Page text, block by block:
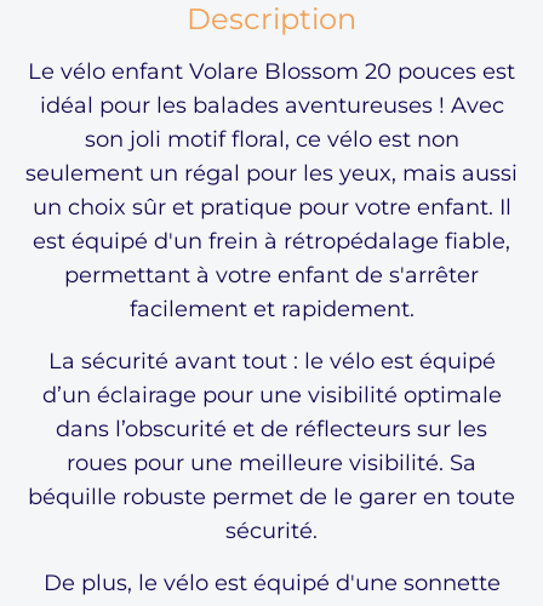
Description
Le vélo enfant Volare Blossom 20 pouces est
idéal pour les balades aventureuses ! Avec
son joli motif floral, ce vélo est non
seulement un régal pour les yeux, mais aussi
un choix sûr et pratique pour votre enfant. Il
est équipé d'un frein à rétropédalage fiable,
permettant à votre enfant de s'arrêter
facilement et rapidement.
La sécurité avant tout : le vélo est équipé
d’un éclairage pour une visibilité optimale
dans l’obscurité et de réflecteurs sur les
roues pour une meilleure visibilité. Sa
béquille robuste permet de le garer en toute
sécurité.
De plus, le vélo est équipé d'une sonnette